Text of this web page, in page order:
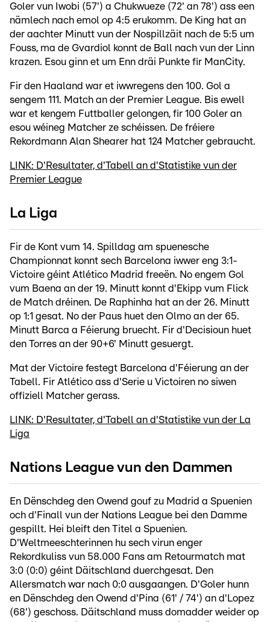
Goler vun Iwobi (57') a Chukwueze (72' an 78') ass een
nämlech nach emol op 4:5 erukomm. De King hat an
der aachter Minutt vun der Nospillzäit nach de 5:5 um
Fouss, ma de Gvardiol konnt de Ball nach vun der Linn
krazen. Esou ginn et um Enn dräi Punkte fir ManCity.
Fir den Haaland war et iwwregens den 100. Gol a
sengem 111. Match an der Premier League. Bis ewell
war et kengem Futtballer gelongen, fir 100 Goler an
esou wéineg Matcher ze schéissen. De fréiere
Rekordmann Alan Shearer hat 124 Matcher gebraucht.
LINK: D'Resultater, d'Tabell an d'Statistike vun der
Premier League
La Liga
Fir de Kont vum 14. Spilldag am spuenesche
Championnat konnt sech Barcelona iwwer eng 3:1-
Victoire géint Atlético Madrid freeën. No engem Gol
vum Baena an der 19. Minutt konnt d'Ekipp vum Flick
de Match dréinen. De Raphinha hat an der 26. Minutt
op 1:1 gesat. No der Paus huet den Olmo an der 65.
Minutt Barca a Féierung bruecht. Fir d'Decisioun huet
den Torres an der 90+6' Minutt gesuergt.
Mat der Victoire festegt Barcelona d'Féierung an der
Tabell. Fir Atlético ass d'Serie u Victoiren no siwen
offiziell Matcher gerass.
LINK: D'Resultater, d'Tabell an d'Statistike vun der La
Liga
Nations League vun den Dammen
En Dënschdeg den Owend gouf zu Madrid a Spuenien
och d'Finall vun der Nations League bei den Damme
gespillt. Hei bleift den Titel a Spuenien.
D'Weltmeeschterinnen hu sech virun enger
Rekordkuliss vun 58.000 Fans am Retourmatch mat
3:0 (0:0) géint Däitschland duerchgesat. Den
Allersmatch war nach 0:0 ausgaangen. D'Goler hunn
en Dënschdeg den Owend d'Pina (61' / 74') an d'Lopez
(68') geschoss. Däitschland muss domadder weider op